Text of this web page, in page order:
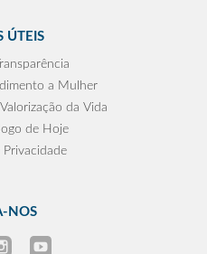
ÚTEIS
a Mulher
da Vida
de Hoje
Privacidade
NOS